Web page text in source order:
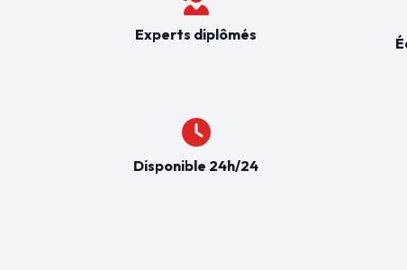
Experts diplômés
Disponible 24h/24